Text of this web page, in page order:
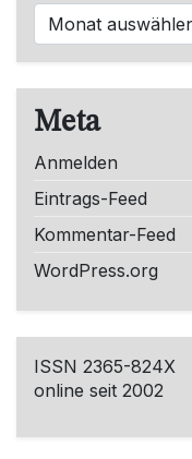
Meta
Anmelden
Eintrags-Feed
Kommentar-Feed
WordPress.org
ISSN 2365-824X
online seit 2002